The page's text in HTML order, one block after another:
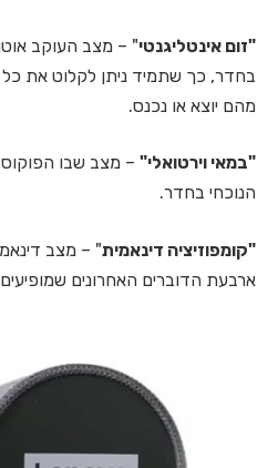
"זום אינטליגנטי" – מצב העוקב
בחדר, כך שתמיד ניתן לקלוט את
מהם יוצא או נכנס.
"במאי וירטואלי" – מצב שבו
הנוכחי בחדר.
"קומפוזיציה דינאמית" – מצב
ארבעת הדוברים האחרונים